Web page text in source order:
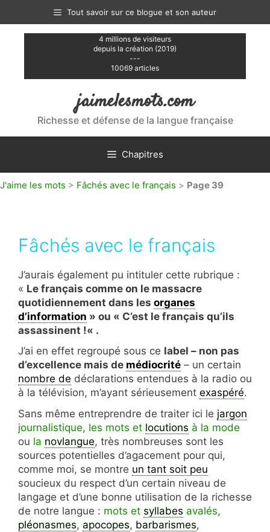
contenu
Tout savoir sur ce blogue et son auteur
4 millions de visiteurs
depuis la création (2019)
---
10069 articles
jaimelesmots.com
Richesse et défense de la langue française
Chapitres
J'aime les mots > Fâchés avec le français > Page 39
Fâchés avec le français
J’aurais également pu intituler cette rubrique :
« Le français comme on le massacre
quotidiennement dans les organes
d’information » ou « C’est le français qu’ils
assassinent !« .
J’ai en effet regroupé sous ce label – non pas
d’excellence mais de médiocrité – un certain
nombre de déclarations entendues à la radio ou
à la télévision, m’ayant sérieusement exaspéré.
Sans même entreprendre de traiter ici le jargon
journalistique, les mots et locutions à la mode
ou la novlangue, très nombreuses sont les
sources potentielles d’agacement pour qui,
comme moi, se montre un tant soit peu
soucieux du respect d’un certain niveau de
langage et d’une bonne utilisation de la richesse
de notre langue : mots et syllabes avalés,
pléonasmes, apocopes, barbarismes,